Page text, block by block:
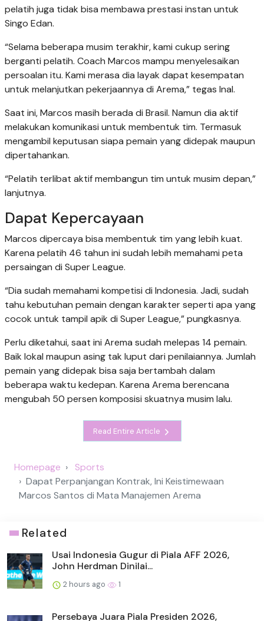
pelatih juga tidak bisa membawa prestasi instan untuk
Singo Edan.
“Selama beberapa musim terakhir, kami cukup sering
berganti pelatih. Coach Marcos mampu menyelesaikan
persoalan itu. Kami merasa dia layak dapat kesempatan
untuk melanjutkan pekerjaannya di Arema,” tegas Inal.
Saat ini, Marcos masih berada di Brasil. Namun dia aktif
melakukan komunikasi untuk membentuk tim. Termasuk
mengambil keputusan siapa pemain yang didepak maupun
dipertahankan.
“Pelatih terlibat aktif membangun tim untuk musim depan,”
lanjutnya.
Dapat Kepercayaan
Marcos dipercaya bisa membentuk tim yang lebih kuat.
Karena pelatih 46 tahun ini sudah lebih memahami peta
persaingan di Super League.
“Dia sudah memahami kompetisi di Indonesia. Jadi, sudah
tahu kebutuhan pemain dengan karakter seperti apa yang
cocok untuk tampil apik di Super League,” pungkasnya.
Perlu diketahui, saat ini Arema sudah melepas 14 pemain.
Baik lokal maupun asing tak luput dari penilaiannya. Jumlah
pemain yang didepak bisa saja bertambah dalam
beberapa waktu kedepan. Karena Arema berencana
mengubah 50 persen komposisi skuatnya musim lalu.
Read Entire Article
Homepage
Sports
Dapat Perpanjangan Kontrak, Ini Keistimewaan
Marcos Santos di Mata Manajemen Arema
Related
Usai Indonesia Gugur di Piala AFF 2026,
John Herdman Dinilai...
2 hours ago 1
Persebaya Juara Piala Presiden 2026,